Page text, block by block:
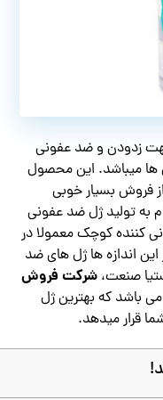
زدودن و ضد عفونی
ها میباشد. این محصول
فروش بسیار خوبی
به تولید ژل ضد عفونی
کننده کوچک معمولا در
اندازه ها ژل های ضد
شرکت فروش
می باشد که بهترین ژل
قرار میدهد.